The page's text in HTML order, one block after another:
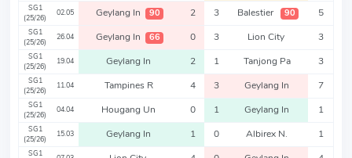
SG1
(25/26)
02.05 Geylang In 90 2 3 Balestier 90 5
SG1
(25/26)
26.04 Geylang In 66 0 3 Lion City 3
SG1
(25/26)
19.04 Geylang In 2 1 Tanjong Pa 3
SG1
(25/26)
11.04 Tampines R 4 3 Geylang In 7
SG1
(25/26)
04.04 Hougang Un 0 1 Geylang In 1
SG1
(25/26)
15.03 Geylang In 1 0 Albirex N. 1
SG1